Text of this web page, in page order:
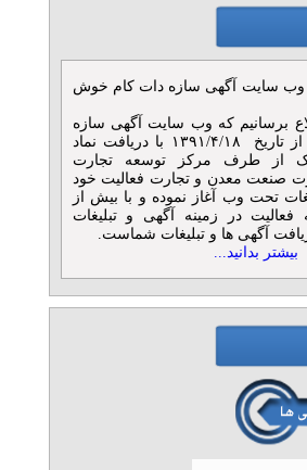
مردانه
دروس کنکور
و مداد
وب سایت آگهی سازه دات کام خوش
برسانیم که وب سایت آگهی سازه
به طور رسمی از تاریخ ۱۳۹۱/۴/۱۸ با دریافت نماد
از طرف مرکز توسعه تجارت
صنعت معدن و تجارت فعالیت خود
تحت وب آغاز نموده و با بیش از
فعالیت در زمینه آگهی و تبلیغات
دریافت آگهی ها و تبلیغات شماست.
بیشتر بدانید...